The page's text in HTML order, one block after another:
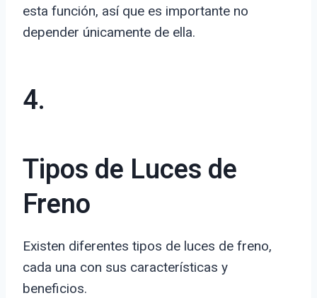
esta función, así que es importante no
depender únicamente de ella.
4.
Tipos de Luces de
Freno
Existen diferentes tipos de luces de freno,
cada una con sus características y
beneficios.